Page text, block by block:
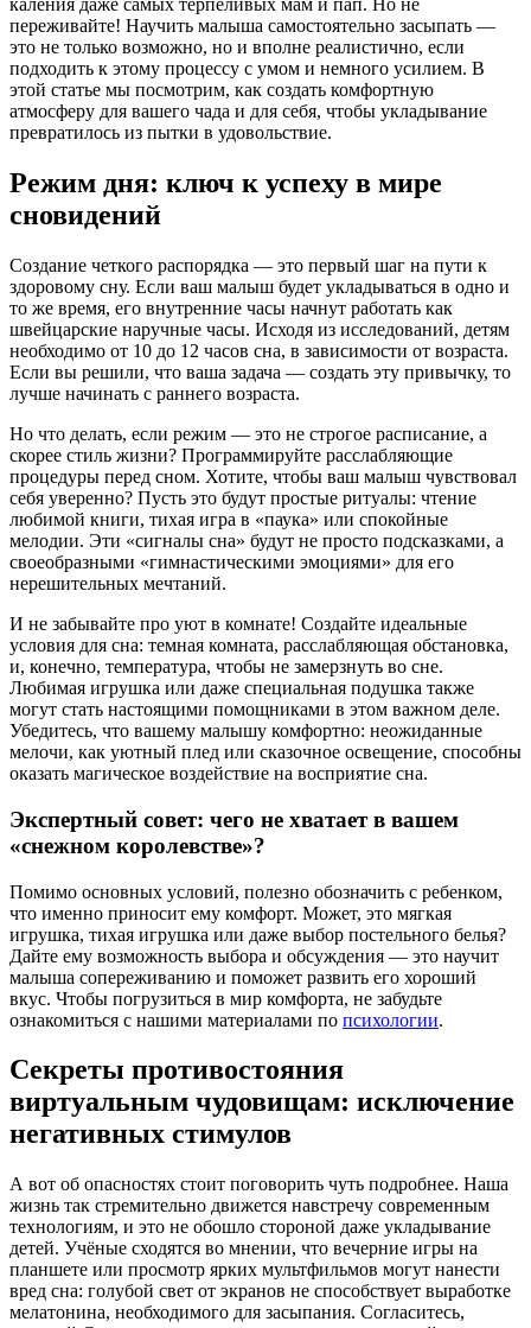
каления даже самых терпеливых мам и пап. Но не
переживайте! Научить малыша самостоятельно засыпать —
это не только возможно, но и вполне реалистично, если
подходить к этому процессу с умом и немного усилием. В
этой статье мы посмотрим, как создать комфортную
атмосферу для вашего чада и для себя, чтобы укладывание
превратилось из пытки в удовольствие.
Режим дня: ключ к успеху в мире
сновидений
Создание четкого распорядка — это первый шаг на пути к
здоровому сну. Если ваш малыш будет укладываться в одно и
то же время, его внутренние часы начнут работать как
швейцарские наручные часы. Исходя из исследований, детям
необходимо от 10 до 12 часов сна, в зависимости от возраста.
Если вы решили, что ваша задача — создать эту привычку, то
лучше начинать с раннего возраста.
Но что делать, если режим — это не строгое расписание, а
скорее стиль жизни? Программируйте расслабляющие
процедуры перед сном. Хотите, чтобы ваш малыш чувствовал
себя уверенно? Пусть это будут простые ритуалы: чтение
любимой книги, тихая игра в «паука» или спокойные
мелодии. Эти «сигналы сна» будут не просто подсказками, а
своеобразными «гимнастическими эмоциями» для его
нерешительных мечтаний.
И не забывайте про уют в комнате! Создайте идеальные
условия для сна: темная комната, расслабляющая обстановка,
и, конечно, температура, чтобы не замерзнуть во сне.
Любимая игрушка или даже специальная подушка также
могут стать настоящими помощниками в этом важном деле.
Убедитесь, что вашему малышу комфортно: неожиданные
мелочи, как уютный плед или сказочное освещение, способны
оказать магическое воздействие на восприятие сна.
Экспертный совет: чего не хватает в вашем
«снежном королевстве»?
Помимо основных условий, полезно обозначить с ребенком,
что именно приносит ему комфорт. Может, это мягкая
игрушка, тихая игрушка или даже выбор постельного белья?
Дайте ему возможность выбора и обсуждения — это научит
малыша сопереживанию и поможет развить его хороший
вкус. Чтобы погрузиться в мир комфорта, не забудьте
ознакомиться с нашими материалами по психологии.
Секреты противостояния
виртуальным чудовищам: исключение
негативных стимулов
А вот об опасностях стоит поговорить чуть подробнее. Наша
жизнь так стремительно движется навстречу современным
технологиям, и это не обошло стороной даже укладывание
детей. Учёные сходятся во мнении, что вечерние игры на
планшете или просмотр ярких мультфильмов могут нанести
вред сна: голубой свет от экранов не способствует выработке
мелатонина, необходимого для засыпания. Согласитесь,